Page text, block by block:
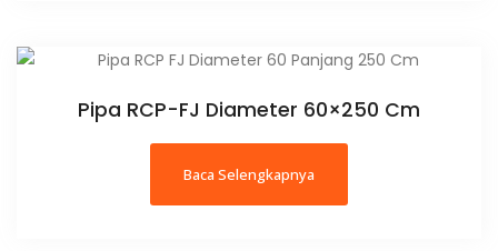
Pipa RCP-FJ Diameter 60×250 Cm
Baca Selengkapnya